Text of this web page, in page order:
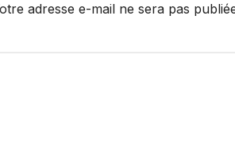
adresse e-mail ne sera pas